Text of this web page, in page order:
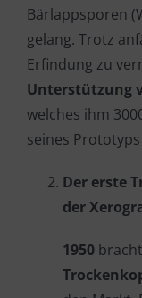
Bärlappsporen
gelang. Trotz
Erfindung zu
Unterstützung
welches ihm
seines
Der erste
der
1950